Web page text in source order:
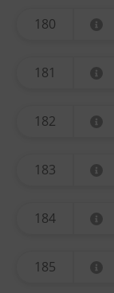
180
181
182
183
184
185